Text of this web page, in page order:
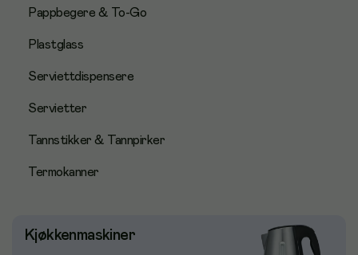
Pappbegere & To-Go
Plastglass
Serviettdispensere
Servietter
Tannstikker & Tannpirker
Termokanner
Kjøkkenmaskiner